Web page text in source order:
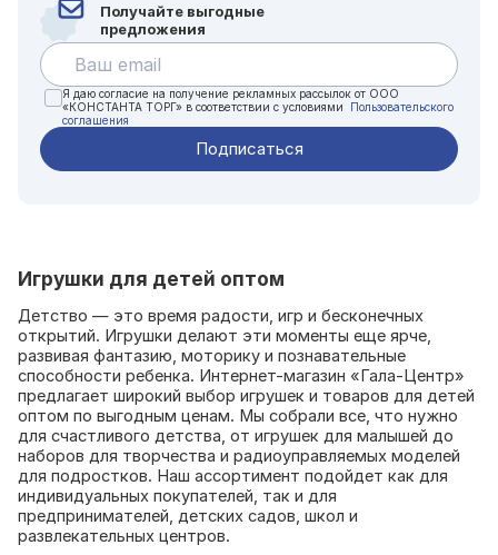
Получайте выгодные
предложения
Я даю согласие на получение рекламных рассылок от ООО
«КОНСТАНТА ТОРГ» в соответствии с условиями Пользовательского
соглашения
Игрушки для детей оптом
Детство — это время радости, игр и бесконечных
открытий. Игрушки делают эти моменты еще ярче,
развивая фантазию, моторику и познавательные
способности ребенка. Интернет-магазин «Гала-Центр»
предлагает широкий выбор игрушек и товаров для детей
оптом по выгодным ценам. Мы собрали все, что нужно
для счастливого детства, от игрушек для малышей до
наборов для творчества и радиоуправляемых моделей
для подростков. Наш ассортимент подойдет как для
индивидуальных покупателей, так и для
предпринимателей, детских садов, школ и
развлекательных центров.